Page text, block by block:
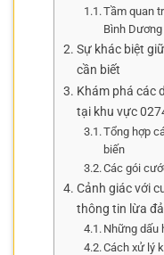
Tầm quan
Bình Dương
Sự khác biệt
cần biết
Khám phá các
tại khu vực
Tổng hợp
biến
Các gói
Cảnh giác với
thông tin lừa
Những dấu
Cách xử lý